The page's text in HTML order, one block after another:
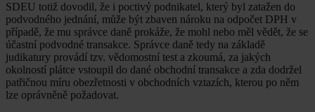
SDEU totiž dovodil, že i poctivý podnikatel, který byl zatažen do
podvodného jednání, může být zbaven nároku na odpočet DPH v
případě, že mu správce daně prokáže, že mohl nebo měl vědět, že se
účastní podvodné transakce. Správce daně tedy na základě
judikatury provádí tzv. vědomostní test a zkoumá, za jakých
okolností plátce vstoupil do dané obchodní transakce a zda dodržel
patřičnou míru obezřetnosti v obchodních vztazích, kterou po něm
lze oprávněně požadovat.